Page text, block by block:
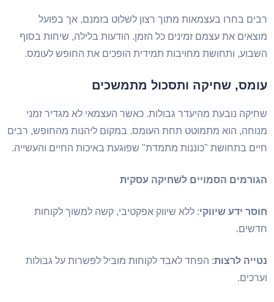
בחרו בעצמאות מתוך רצון לשלוט בזמנם, אך בפועל
את עצמם זמינים כל הזמן. הודעות בלילה, שיחות בסוף
ותחושת מחויבות תמידית הופכים את החופש לעומס.
שחיקה ותסכול מתמשכים
נובעת מהיעדר גבולות. כאשר העצמאי לא מגדיר זמני
הוא מתמוטט תחת העומס. במקום ליהנות מהחופש, רבים
בתחושת "כוננות מתמדת" שפוגעת באיכות החיים והעשייה.
הסמויים לשחיקה עסקית
ידע שיווקי: ללא שיווק אפקטיבי, קשה למשוך לקוחות
לרצות: הפחד לאבד לקוחות מוביל לפשרות על גבולות